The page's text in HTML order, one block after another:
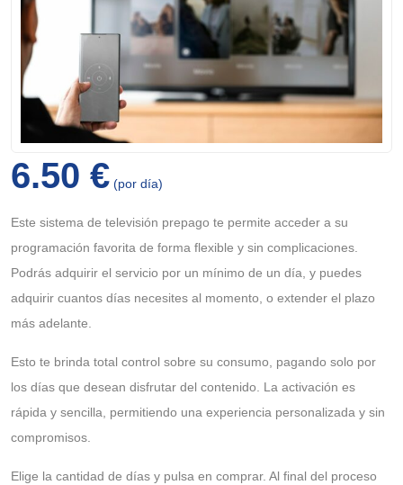
6.50 € (por día)
Este sistema de televisión prepago te permite acceder a su
programación favorita de forma flexible y sin complicaciones.
Podrás adquirir el servicio por un mínimo de un día, y puedes
adquirir cuantos días necesites al momento, o extender el plazo
más adelante.
Esto te brinda total control sobre su consumo, pagando solo por
los días que desean disfrutar del contenido. La activación es
rápida y sencilla, permitiendo una experiencia personalizada y sin
compromisos.
Elige la cantidad de días y pulsa en comprar. Al final del proceso